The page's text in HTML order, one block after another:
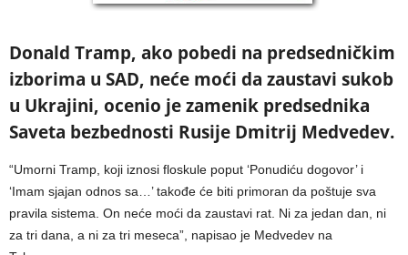
Donald Tramp, ako pobedi na predsedničkim
izborima u SAD, neće moći da zaustavi sukob
u Ukrajini, ocenio je zamenik predsednika
Saveta bezbednosti Rusije Dmitrij Medvedev.
“Umorni Tramp, koji iznosi floskule poput ‘Ponudiću dogovor’ i
‘Imam sjajan odnos sa…’ takođe će biti primoran da poštuje sva
pravila sistema. On neće moći da zaustavi rat. Ni za jedan dan, ni
za tri dana, a ni za tri meseca”, napisao je Medvedev na